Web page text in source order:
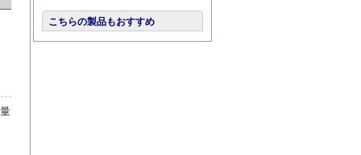
こちらの製品もおすすめ